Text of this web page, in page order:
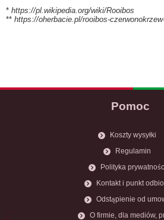
* https://pl.wikipedia.org/wiki/Rooibos
** https://oherbacie.pl/rooibos-
Pomoc
Koszty wysyłki
Regulamin
Polityka
Kontakt i punkt
Odstąpienie od
O firmie, dla mediów,